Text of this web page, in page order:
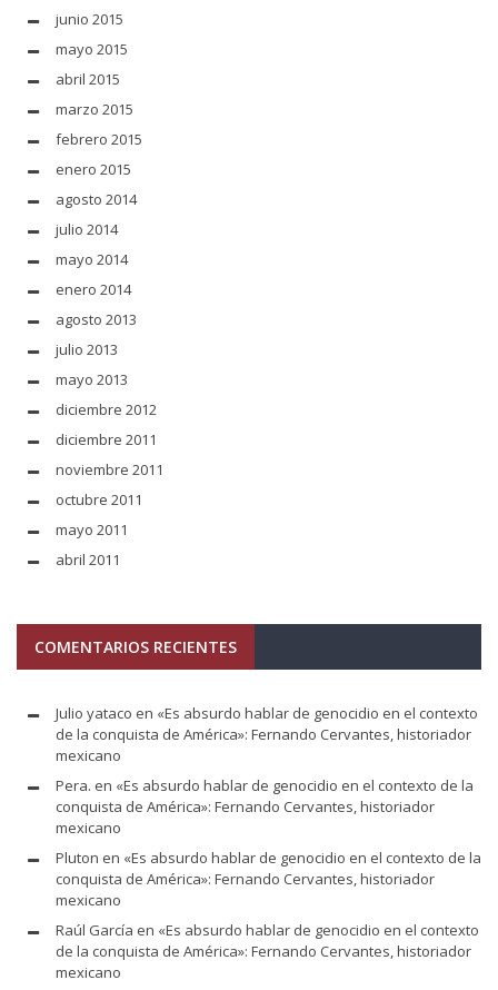
junio 2015
mayo 2015
abril 2015
marzo 2015
febrero 2015
enero 2015
agosto 2014
julio 2014
mayo 2014
enero 2014
agosto 2013
julio 2013
mayo 2013
diciembre 2012
diciembre 2011
noviembre 2011
octubre 2011
mayo 2011
abril 2011
COMENTARIOS RECIENTES
Julio yataco en «Es absurdo hablar de genocidio en el contexto
de la conquista de América»: Fernando Cervantes, historiador
mexicano
Pera. en «Es absurdo hablar de genocidio en el contexto de la
conquista de América»: Fernando Cervantes, historiador
mexicano
Pluton en «Es absurdo hablar de genocidio en el contexto de la
conquista de América»: Fernando Cervantes, historiador
mexicano
Raúl García en «Es absurdo hablar de genocidio en el contexto
de la conquista de América»: Fernando Cervantes, historiador
mexicano